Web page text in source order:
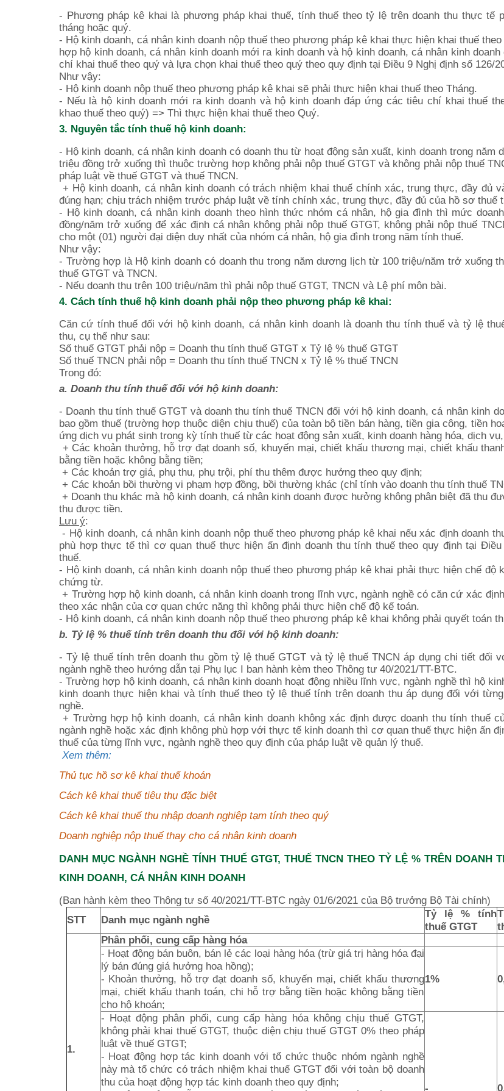
- Phương pháp kê khai là phương pháp khai thuế, tính thuế theo tỷ lệ trên doanh thu thực tế
tháng hoặc quý.
- Hộ kinh doanh, cá nhân kinh doanh nộp thuế theo phương pháp kê khai thực hiện khai thuế
hợp hộ kinh doanh, cá nhân kinh doanh mới ra kinh doanh và hộ kinh doanh, cá nhân kinh
chí khai thuế theo quý và lựa chọn khai thuế theo quý theo quy định tại Điều 9 Nghị định số 126/
Như vậy:
- Hộ kinh doanh nộp thuế theo phương pháp kê khai sẽ phải thực hiện khai thuế theo Tháng.
- Nếu là hộ kinh doanh mới ra kinh doanh và hộ kinh doanh đáp ứng các tiêu chí khai thuế
khao thuế theo quý) => Thì thực hiện khai thuế theo Quý.
3. Nguyên tắc tính thuế hộ kinh doanh:
- Hộ kinh doanh, cá nhân kinh doanh có doanh thu từ hoạt động sản xuất, kinh doanh trong năm
triệu đồng trở xuống thì thuộc trường hợp không phải nộp thuế GTGT và không phải nộp thuế
pháp luật về thuế GTGT và thuế TNCN.
+ Hộ kinh doanh, cá nhân kinh doanh có trách nhiệm khai thuế chính xác, trung thực, đầy đủ
đúng hạn; chịu trách nhiệm trước pháp luật về tính chính xác, trung thực, đầy đủ của hồ sơ thuế
- Hộ kinh doanh, cá nhân kinh doanh theo hình thức nhóm cá nhân, hộ gia đình thì mức
đồng/năm trở xuống để xác định cá nhân không phải nộp thuế GTGT, không phải nộp thuế
cho một (01) người đại diện duy nhất của nhóm cá nhân, hộ gia đình trong năm tính thuế.
Như vậy:
- Trường hợp là Hộ kinh doanh có doanh thu trong năm dương lịch từ 100 triệu/năm trở xuống
thuế GTGT và TNCN.
- Nếu doanh thu trên 100 triệu/năm thì phải nộp thuế GTGT, TNCN và Lệ phí môn bài.
4. Cách tính thuế hộ kinh doanh phải nộp theo phương pháp kê khai:
Căn cứ tính thuế đối với hộ kinh doanh, cá nhân kinh doanh là doanh thu tính thuế và tỷ lệ
thu, cụ thể như sau:
Số thuế GTGT phải nộp = Doanh thu tính thuế GTGT x Tỷ lệ % thuế GTGT
Số thuế TNCN phải nộp = Doanh thu tính thuế TNCN x Tỷ lệ % thuế TNCN
Trong đó:
a. Doanh thu tính thuế đối với hộ kinh doanh:
- Doanh thu tính thuế GTGT và doanh thu tính thuế TNCN đối với hộ kinh doanh, cá nhân kinh
bao gồm thuế (trường hợp thuộc diện chịu thuế) của toàn bộ tiền bán hàng, tiền gia công, tiền
ứng dịch vụ phát sinh trong kỳ tính thuế từ các hoạt động sản xuất, kinh doanh hàng hóa, dịch
+ Các khoản thưởng, hỗ trợ đạt doanh số, khuyến mại, chiết khấu thương mại, chiết khấu
bằng tiền hoặc không bằng tiền;
+ Các khoản trợ giá, phụ thu, phụ trội, phí thu thêm được hưởng theo quy định;
+ Các khoản bồi thường vi phạm hợp đồng, bồi thường khác (chỉ tính vào doanh thu tính thuế
+ Doanh thu khác mà hộ kinh doanh, cá nhân kinh doanh được hưởng không phân biệt đã thu
thu được tiền.
Lưu ý:
- Hộ kinh doanh, cá nhân kinh doanh nộp thuế theo phương pháp kê khai nếu xác định doanh
phù hợp thực tế thì cơ quan thuế thực hiện ấn định doanh thu tính thuế theo quy định tại
thuế.
- Hộ kinh doanh, cá nhân kinh doanh nộp thuế theo phương pháp kê khai phải thực hiện chế độ
chứng từ.
+ Trường hợp hộ kinh doanh, cá nhân kinh doanh trong lĩnh vực, ngành nghề có căn cứ xác
theo xác nhận của cơ quan chức năng thì không phải thực hiện chế độ kế toán.
- Hộ kinh doanh, cá nhân kinh doanh nộp thuế theo phương pháp kê khai không phải quyết toán
b. Tỷ lệ % thuế tính trên doanh thu đối với hộ kinh doanh:
- Tỷ lệ thuế tính trên doanh thu gồm tỷ lệ thuế GTGT và tỷ lệ thuế TNCN áp dụng chi tiết đối
ngành nghề theo hướng dẫn tại Phụ lục I ban hành kèm theo Thông tư 40/2021/TT-BTC.
- Trường hợp hộ kinh doanh, cá nhân kinh doanh hoạt động nhiều lĩnh vực, ngành nghề thì hộ
kinh doanh thực hiện khai và tính thuế theo tỷ lệ thuế tính trên doanh thu áp dụng đối với
nghề.
+ Trường hợp hộ kinh doanh, cá nhân kinh doanh không xác định được doanh thu tính thuế
ngành nghề hoặc xác định không phù hợp với thực tế kinh doanh thì cơ quan thuế thực hiện ấn
thuế của từng lĩnh vực, ngành nghề theo quy định của pháp luật về quản lý thuế.
Xem thêm:
Thủ tục hồ sơ kê khai thuế khoán
Cách kê khai thuế tiêu thụ đặc biệt
Cách kê khai thuế thu nhập doanh nghiệp tạm tính theo quý
Doanh nghiệp nộp thuế thay cho cá nhân kinh doanh
DANH MỤC NGÀNH NGHỀ TÍNH THUẾ GTGT, THUẾ TNCN THEO TỶ LỆ % TRÊN DOANH
KINH DOANH, CÁ NHÂN KINH DOANH
(Ban hành kèm theo Thông tư số 40/2021/TT-BTC ngày 01/6/2021 của Bộ trưởng Bộ Tài chính)
STT
Danh mục ngành nghề
Tỷ lệ % tính
thuế GTGT
1.
Phân phối, cung cấp hàng hóa
- Hoạt động bán buôn, bán lẻ các loại hàng hóa (trừ giá trị hàng hóa đại
lý bán đúng giá hưởng hoa hồng);
- Khoản thưởng, hỗ trợ đạt doanh số, khuyến mại, chiết khấu thương
mại, chiết khấu thanh toán, chi hỗ trợ bằng tiền hoặc không bằng tiền
cho hộ khoán;
1%
- Hoạt động phân phối, cung cấp hàng hóa không chịu thuế GTGT,
không phải khai thuế GTGT, thuộc diện chịu thuế GTGT 0% theo pháp
luật về thuế GTGT;
- Hoạt động hợp tác kinh doanh với tổ chức thuộc nhóm ngành nghề
này mà tổ chức có trách nhiệm khai thuế GTGT đối với toàn bộ doanh
thu của hoạt động hợp tác kinh doanh theo quy định;
-